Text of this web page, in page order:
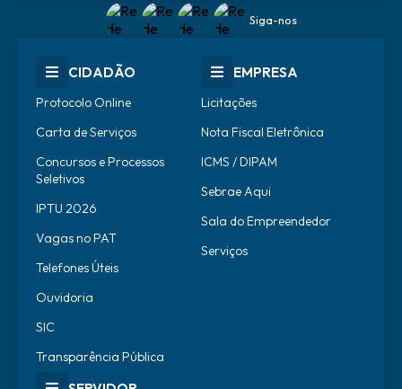
Siga-nos
CIDADÃO
Protocolo Online
Carta de Serviços
Concursos e Processos
Seletivos
IPTU 2026
Vagas no PAT
Telefones Úteis
Ouvidoria
SIC
Transparência Pública
EMPRESA
Licitações
Nota Fiscal Eletrônica
ICMS / DIPAM
Sebrae Aqui
Sala do Empreendedor
Serviços